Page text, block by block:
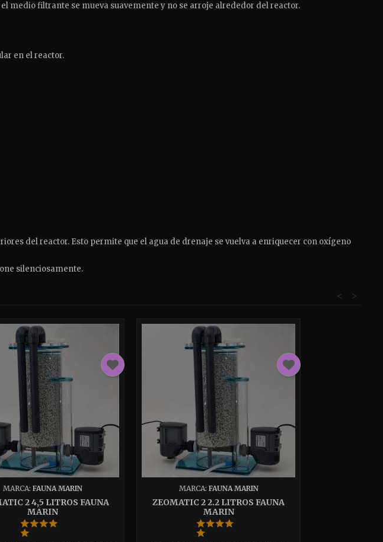
el medio filtrante se mueva suavemente y no se arroje alrededor del reactor.
en el reactor.
del reactor. Esto permite que el agua de drenaje se vuelva a enriquecer con oxígeno
silenciosamente.
>
<
MARCA: FAUNA MARIN
2 4,5 LITROS FAUNA
MARIN
MARCA: FAUNA MARIN
ZEOMATIC 2 2.2 LITROS FAUNA
MARIN